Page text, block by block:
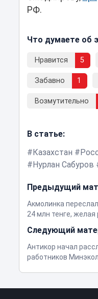
РФ.
Что думаете об
Нравится 5
Забавно 1
Возмутительно
В статье:
Казахстан
Нурлан Сабуров
Предыдущий
Акмолинка
24 млн тенге, желая
Следующий
Антикор начал
работников